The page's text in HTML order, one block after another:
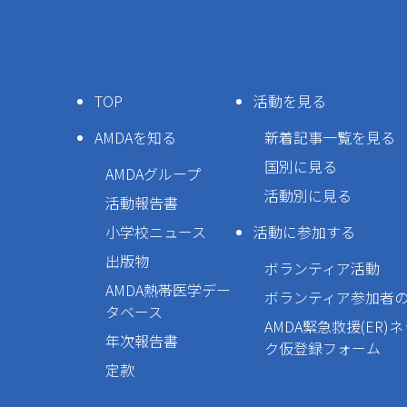
TOP
AMDAを知る
AMDAグループ
活動報告書
小学校ニュース
出版物
AMDA熱帯医学デー
タベース
年次報告書
定款
活動を見る
新着記事一覧を見る
国別に見る
活動別に見る
活動に参加する
ボランティア活動
ボランティア参加者
AMDA緊急救援(ER)
ク仮登録フォーム